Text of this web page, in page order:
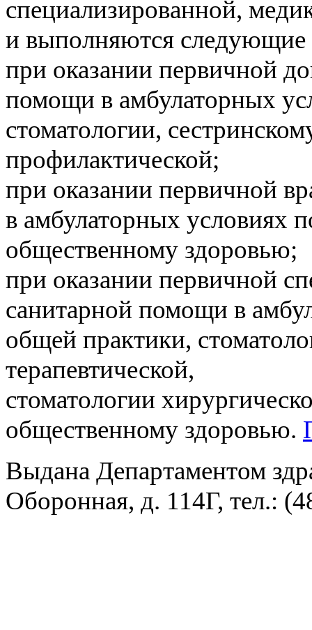
специализированной,
и выполняются следующие
при оказании первичной
помощи в амбулаторных
стоматологии,
профилактической;
при оказании первичной
в амбулаторных условиях
общественному здоровью;
при оказании первичной
санитарной помощи в
общей практики,
терапевтической,
стоматологии
общественному здоровью.
Выдана Департаментом
Оборонная, д. 114Г, тел.: